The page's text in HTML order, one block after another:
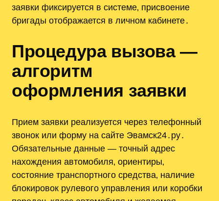
заявки фиксируется в системе‚ присвоение
бригады отображается в личном кабинете․
Процедура вызова —
алгоритм
оформления заявки
Прием заявки реализуется через телефонный
звонок или форму на сайте Эвамск24․ру․
Обязательные данные — точный адрес
нахождения автомобиля‚ ориентиры‚
состояние транспортного средства‚ наличие
блокировок рулевого управления или коробки